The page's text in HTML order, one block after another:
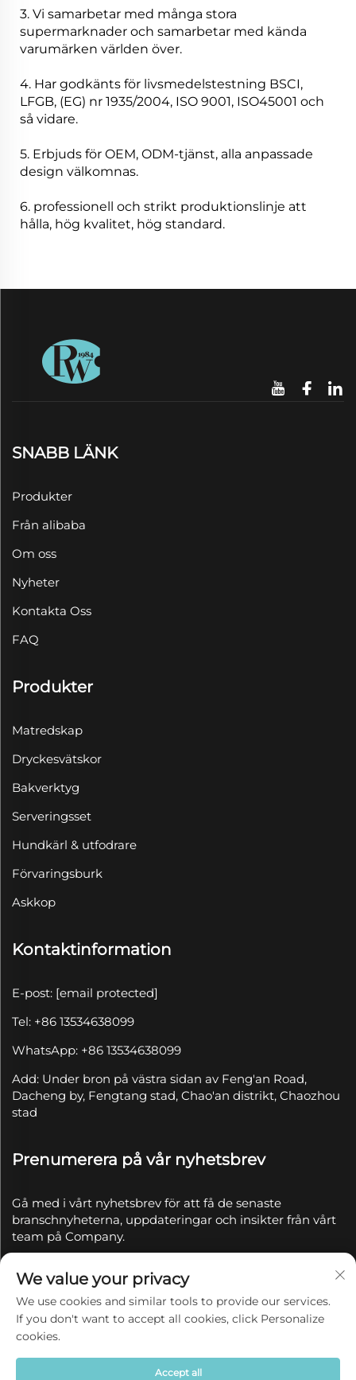
3. Vi samarbetar med många stora
supermarknader och samarbetar med kända
varumärken världen över.
4. Har godkänts för livsmedelstestning BSCI,
LFGB, (EG) nr 1935/2004, ISO 9001, ISO45001 och
så vidare.
5. Erbjuds för OEM, ODM-tjänst, alla anpassade
design välkomnas.
6. professionell och strikt produktionslinje att
hålla, hög kvalitet, hög standard.
SNABB LÄNK
Produkter
Från alibaba
Om oss
Nyheter
Kontakta Oss
FAQ
Produkter
Matredskap
Dryckesvätskor
Bakverktyg
Serveringsset
Hundkärl & utfodrare
Förvaringsburk
Askkop
Kontaktinformation
E-post: [email protected]
Tel: +86 13534638099
WhatsApp: +86 13534638099
Add: Under bron på västra sidan av Feng'an Road,
Dacheng by, Fengtang stad, Chao'an distrikt, Chaozhou
stad
Prenumerera på vår nyhetsbrev
Gå med i vårt nyhetsbrev för att få de senaste
branschnyheterna, uppdateringar och insikter från vårt
team på Company.
Copyright © 2025 av Chaozhou Qianyue Ceramics Co.,
Ltd.
Integritetspolicy
We value your privacy
We use cookies and similar tools to provide our services.
If you don't want to accept all cookies, click Personalize
cookies.
Accept all